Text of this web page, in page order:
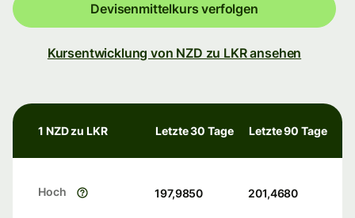
Devisenmittelkurs verfolgen
Kursentwicklung von NZD zu LKR ansehen
1 NZD zu LKR Letzte 30 Tage Letzte 90 Tage
Hoch 197,9850 201,4680